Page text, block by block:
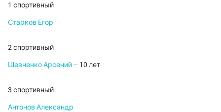
1 спортивный
Старков Егор
2 спортивный
Шевченко Арсений – 10 лет
3 спортивный
Антонов Александр